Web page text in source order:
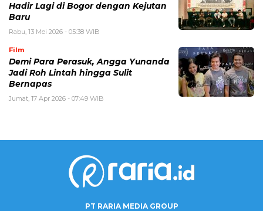
Hadir Lagi di Bogor dengan Kejutan
Baru
Rabu, 13 Mei 2026 - 05:38 WIB
Film
Demi Para Perasuk, Angga Yunanda
Jadi Roh Lintah hingga Sulit
Bernapas
Jumat, 17 Apr 2026 - 07:49 WIB
PT RARIA MEDIA GROUP